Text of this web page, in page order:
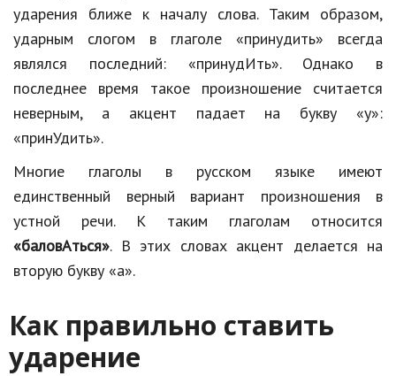
ударения ближе к началу слова. Таким образом,
ударным слогом в глаголе «принудить» всегда
являлся последний: «принудИть». Однако в
последнее время такое произношение считается
неверным, а акцент падает на букву «у»:
«принУдить».
Многие глаголы в русском языке имеют
единственный верный вариант произношения в
устной речи. К таким глаголам относится
«баловАться». В этих словах акцент делается на
вторую букву «а».
Как правильно ставить
ударение